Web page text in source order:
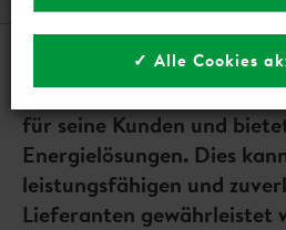
✓ Alle Cookies
Der Kelag-Konzern ist
für seine Kunden und
Energielösungen. Dies
leistungsfähigen und
Lieferanten gewährleistet